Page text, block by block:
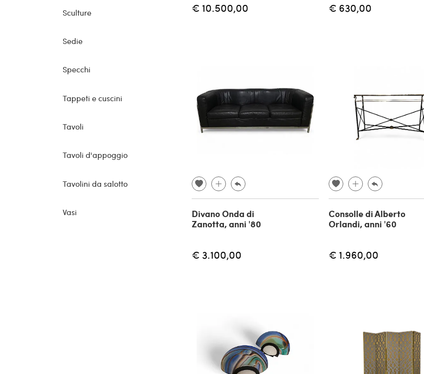
Sculture
Sedie
Specchi
Tappeti e cuscini
Tavoli
Tavoli d'appoggio
Tavolini da salotto
Vasi
€ 10.500,00 € 630,00
Divano Onda di
Zanotta, anni '80
€ 3.100,00
Consolle di Alberto
Orlandi, anni '60
€ 1.960,00